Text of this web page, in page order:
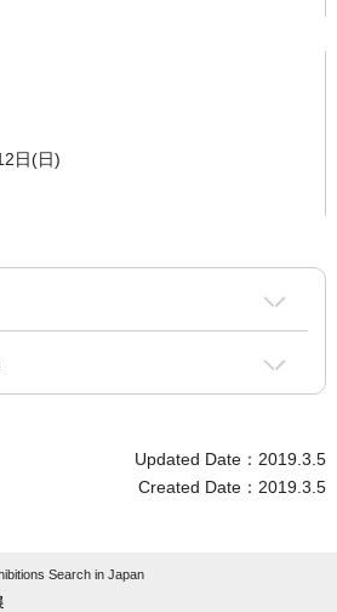
日(日)
Updated Date：2019.3.5
Created Date：2019.3.5
Search in Japan